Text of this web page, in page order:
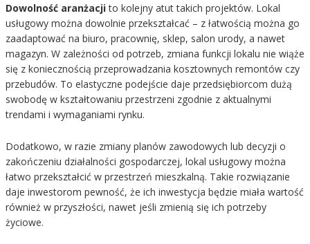
Dowolność aranżacjito kolejny atut takich projektów. Lokal
usługowy można dowolnie przekształcać – z łatwością można go
zaadaptować na biuro, pracownię, sklep, salon urody, a nawet
magazyn. W zależności od potrzeb, zmiana funkcji lokalu nie wiąże
się z koniecznością przeprowadzania kosztownych remontów czy
przebudów. To elastyczne podejście daje przedsiębiorcom dużą
swobodę w kształtowaniu przestrzeni zgodnie z aktualnymi
trendami i wymaganiami rynku.
Dodatkowo, w razie zmiany planów zawodowych lub decyzji o
zakończeniu działalności gospodarczej, lokal usługowy można
łatwo przekształcić w przestrzeń mieszkalną. Takie rozwiązanie
daje inwestorom pewność, że ich inwestycja będzie miała wartość
również w przyszłości, nawet jeśli zmienią się ich potrzeby
życiowe.